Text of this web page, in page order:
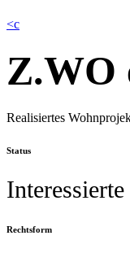
<c
Z.WO
Realisiertes
Status
Rechtsform